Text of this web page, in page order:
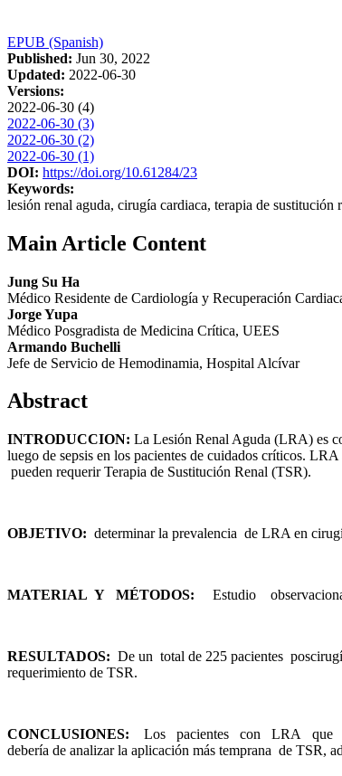
EPUB (Spanish)
Published: Jun 30, 2022
Updated: 2022-06-30
Versions:
2022-06-30 (4)
2022-06-30 (3)
2022-06-30 (2)
2022-06-30 (1)
DOI: https://doi.org/10.61284/23
Keywords:
lesión renal aguda, cirugía cardiaca, terapia de sustitución
Main Article Content
Jung Su Ha
Médico Residente de Cardiología y Recuperación
Jorge Yupa
Médico Posgradista de Medicina Crítica, UEES
Armando Buchelli
Jefe de Servicio de Hemodinamia, Hospital Alcívar
Abstract
INTRODUCCION: La Lesión Renal Aguda (LRA) es
luego de sepsis en los pacientes de cuidados críticos.
pueden requerir Terapia de Sustitución Renal (TSR).
OBJETIVO: determinar la prevalencia de LRA en
MATERIAL Y MÉTODOS: Estudio
RESULTADOS: De un total de 225 pacientes
requerimiento de TSR.
CONCLUSIONES:
Los pacientes con LRA que no
debería de analizar la aplicación más temprana de TSR,